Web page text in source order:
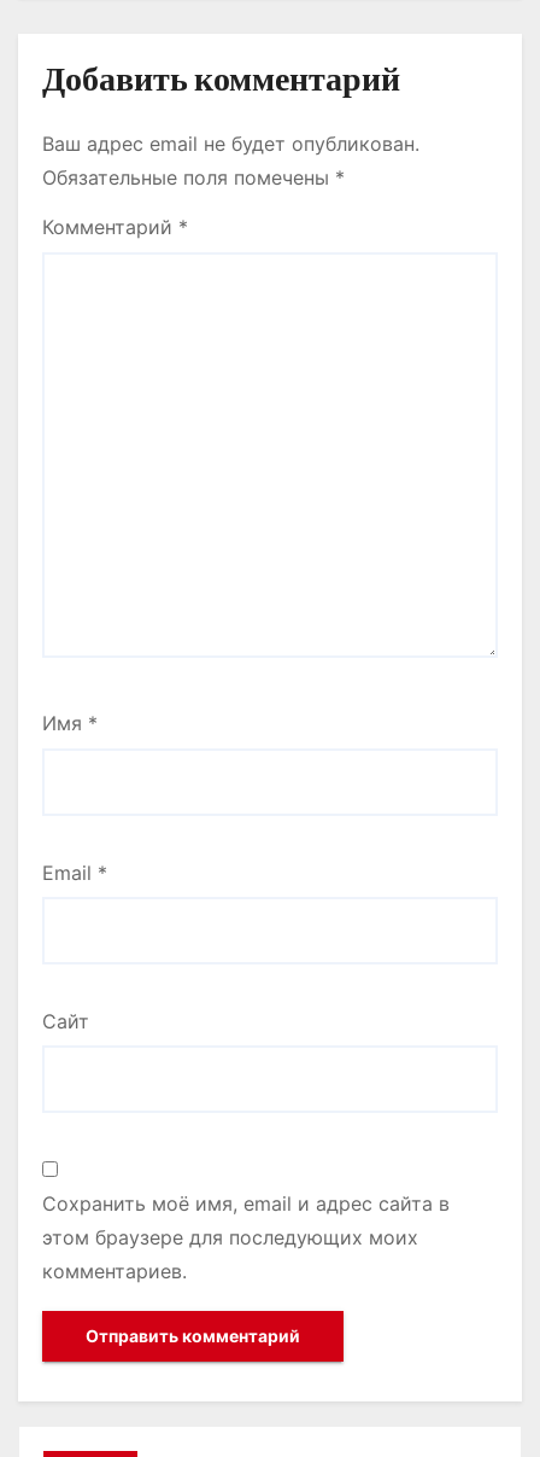
Добавить комментарий
Ваш адрес email не будет опубликован.
Обязательные поля помечены *
Комментарий *
Имя *
Email *
Сайт
Сохранить моё имя, email и адрес сайта в
этом браузере для последующих моих
комментариев.